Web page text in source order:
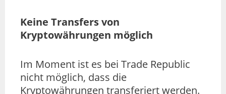
Keine Transfers von
Kryptowährungen möglich
Im Moment ist es bei Trade Republic
nicht möglich, dass die
Kryptowährungen transferiert werden.